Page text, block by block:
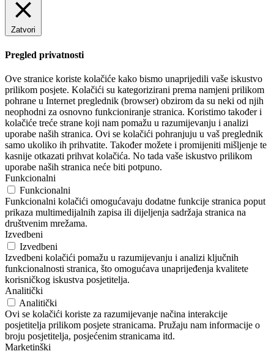
Zatvori
Pregled privatnosti
Ove stranice koriste kolačiće kako bismo unaprijedili vaše iskustvo
prilikom posjete. Kolačići su kategorizirani prema namjeni prilikom
pohrane u Internet preglednik (browser) obzirom da su neki od njih
neophodni za osnovno funkcioniranje stranica. Koristimo također i
kolačiće treće strane koji nam pomažu u razumijevanju i analizi
uporabe naših stranica. Ovi se kolačići pohranjuju u vaš preglednik
samo ukoliko ih prihvatite. Također možete i promijeniti mišljenje te
kasnije otkazati prihvat kolačića. No tada vaše iskustvo prilikom
uporabe naših stranica neće biti potpuno.
Funkcionalni
Funkcionalni
Funkcionalni kolačići omogućavaju dodatne funkcije stranica poput
prikaza multimedijalnih zapisa ili dijeljenja sadržaja stranica na
društvenim mrežama.
Izvedbeni
Izvedbeni
Izvedbeni kolačići pomažu u razumijevanju i analizi ključnih
funkcionalnosti stranica, što omogućava unaprijeđenja kvalitete
korisničkog iskustva posjetitelja.
Analitički
Analitički
Ovi se kolačići koriste za razumijevanje načina interakcije
posjetitelja prilikom posjete stranicama. Pružaju nam informacije o
broju posjetitelja, posjećenim stranicama itd.
Marketinški